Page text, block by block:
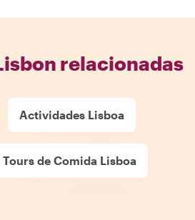
relacionadas
Actividades Lisboa
Tours de Comida Lisboa